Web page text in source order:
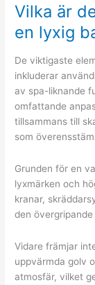
Vilka är
en lyxig
De viktigaste
inkluderar
av spa-liknande
omfattande
tillsammans till
som
Grunden för en
lyxmärken och
kranar,
den
Vidare främjar
uppvärmda golv
atmosfär, vilket